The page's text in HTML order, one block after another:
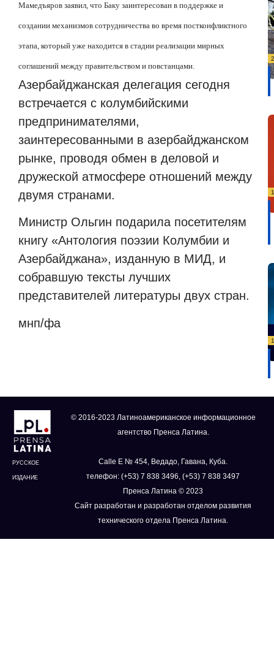
Мамедъяров заявил, что Баку заинтересован в поддержке и
создании механизмов сотрудничества во время постконфликтного
этапа, который уже находится в стадии реализации мирных
соглашений между правительством и повстанцами.
Азербайджанская делегация сегодня
встречается с колумбийскими
предпринимателями,
заинтересованными в азербайджанском
рынке, проводя обмен в деловой и
дружеской атмосфере отношений между
двумя странами.
Министр Ольгин подарила посетителям
книгу «Антология поэзии Колумбии и
Азербайджана», изданную в МИД, и
собравшую тексты лучших
представителей литературы двух стран.
мнп/фа
РУССКОЕ
ИЗДАНИЕ
© 2016-2023 Латиноамериканское информационное
агентство Пренса Латина.
Calle E № 454, Ведадо, Гавана, Куба.
телефон: (+53) 7 838 3496, (+53) 7 838 3497
Пренса Латина © 2023
Сайт разработан и разработан отделом развития
технического отдела Пренса Латина.